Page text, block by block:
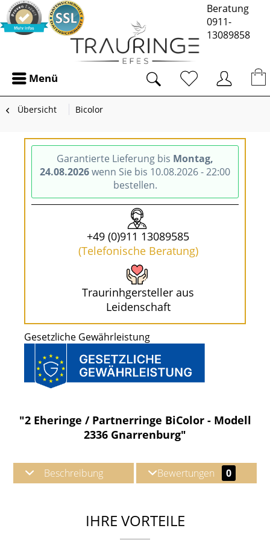
Beratung
0911-
13089858
Menü
Übersicht Bicolor
Garantierte Lieferung bis Montag,
24.08.2026wenn Sie bis 10.08.2026 - 22:00
bestellen.
+49 (0)911 13089585
(Telefonische Beratung)
Traurinhgersteller aus
Leidenschaft
Gesetzliche Gewährleistung
"2 Eheringe / Partnerringe BiColor - Modell
2336 Gnarrenburg"
Beschreibung Bewertungen 0
IHRE VORTEILE